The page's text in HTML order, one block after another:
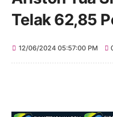
Telak 62,85
12/06/2024 05:57:00 PM